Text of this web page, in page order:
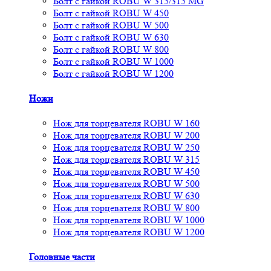
Болт с гайкой ROBU W 450
Болт с гайкой ROBU W 500
Болт с гайкой ROBU W 630
Болт с гайкой ROBU W 800
Болт с гайкой ROBU W 1000
Болт с гайкой ROBU W 1200
Ножи
Нож для торцевателя ROBU W 160
Нож для торцевателя ROBU W 200
Нож для торцевателя ROBU W 250
Нож для торцевателя ROBU W 315
Нож для торцевателя ROBU W 450
Нож для торцевателя ROBU W 500
Нож для торцевателя ROBU W 630
Нож для торцевателя ROBU W 800
Нож для торцевателя ROBU W 1000
Нож для торцевателя ROBU W 1200
Головные части